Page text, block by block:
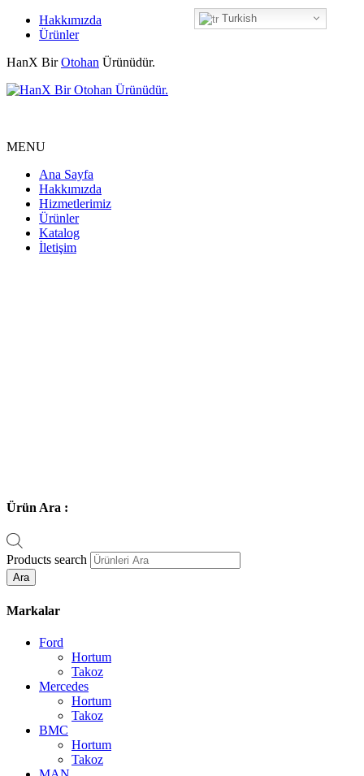
Hakkımızda
Ürünler
HanX BirOtohan Ürünüdür.
MENU
Ana Sayfa
Hakkımızda
Hizmetlerimiz
Ürünler
Katalog
İletişim
Ürün Ara :
Products search
Ara
Markalar
Ford
Hortum
Takoz
Mercedes
Hortum
Takoz
BMC
Hortum
Takoz
Turkish